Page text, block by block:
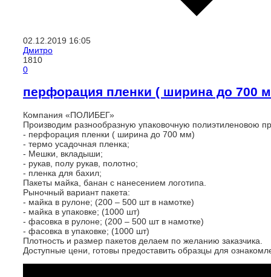
02.12.2019 16:05
Дмитро
1810
0
перфорация пленки ( ширина до 700
Компания «ПОЛИБЕГ»
Производим разнообразную упаковочную полиэтиленовою
- перфорация пленки ( ширина до 700 мм)
- термо усадочная пленка;
- Мешки, вкладыши;
- рукав, полу рукав, полотно;
- пленка для бахил;
Пакеты майка, банан с нанесением логотипа.
Рыночный вариант пакета:
- майка в рулоне; (200 – 500 шт в намотке)
- майка в упаковке; (1000 шт)
- фасовка в рулоне; (200 – 500 шт в намотке)
- фасовка в упаковке; (1000 шт)
Плотность и размер пакетов делаем по желанию заказчика.
Доступные цени, готовы предоставить образцы для